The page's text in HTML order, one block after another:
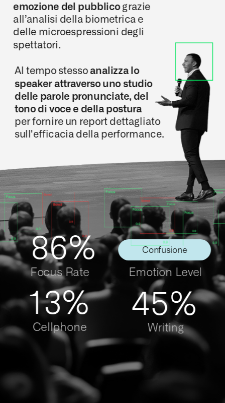
emozione del pubblico grazie
all’analisi della biometrica e
delle microespressioni degli
spettatori.
Al tempo stesso analizza lo
speaker attraverso uno studio
delle parole pronunciate, del
tono di voce e della postura
per fornire un report dettagliato
sull'efficacia della performance.
86% Confusione
Focus Rate Emotion Level
13% 45%
Cellphone Writing